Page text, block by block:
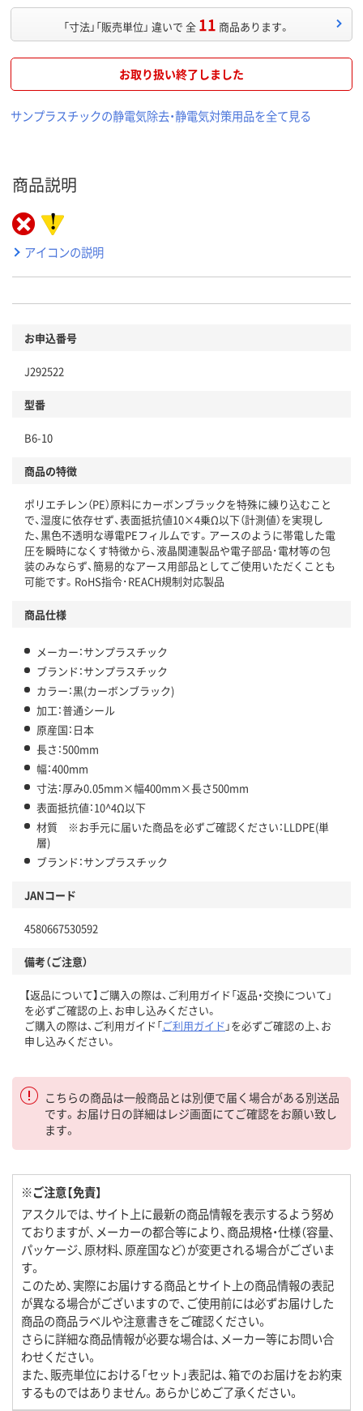
「寸法」「販売単位」 違いで 全 11 商品あります。
お取り扱い終了しました
サンプラスチックの静電気除去・静電気対策用品を全て見る
商品説明
アイコンの説明
お申込番号
J292522
型番
B6-10
商品の特徴
ポリエチレン（PE）原料にカーボンブラックを特殊に練り込むこと
で、湿度に依存せず、表面抵抗値10×4乗Ω以下（計測値）を実現し
た、黒色不透明な導電PEフィルムです。アースのように帯電した電
圧を瞬時になくす特徴から、液晶関連製品や電子部品･電材等の包
装のみならず、簡易的なアース用部品としてご使用いただくことも
可能です。RoHS指令･REACH規制対応製品
商品仕様
メーカー：サンプラスチック
ブランド：サンプラスチック
カラー：黒(カーボンブラック)
加工：普通シール
原産国：日本
長さ：500mm
幅：400mm
寸法：厚み0.05mm×幅400mm×長さ500mm
表面抵抗値：10^4Ω以下
材質 ※お手元に届いた商品を必ずご確認ください：LLDPE(単
層)
ブランド：サンプラスチック
JANコード
4580667530592
備考（ご注意）
【返品について】ご購入の際は、ご利用ガイド「返品・交換について」
を必ずご確認の上、お申し込みください。
ご購入の際は、ご利用ガイド「ご利用ガイド 」を必ずご確認の上、お
申し込みください。
こちらの商品は一般商品とは別便で届く場合がある別送品
です。お届け日の詳細はレジ画面にてご確認をお願い致し
ます。
※ご注意【免責】
アスクルでは、サイト上に最新の商品情報を表示するよう努め
ておりますが、メーカーの都合等により、商品規格・仕様（容量、
パッケージ、原材料、原産国など）が変更される場合がございま
す。
このため、実際にお届けする商品とサイト上の商品情報の表記
が異なる場合がございますので、ご使用前には必ずお届けした
商品の商品ラベルや注意書きをご確認ください。
さらに詳細な商品情報が必要な場合は、メーカー等にお問い合
わせください。
また、販売単位における「セット」表記は、箱でのお届けをお約束
するものではありません。あらかじめご了承ください。